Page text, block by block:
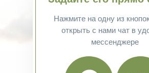
Нажмите на одну из
открыть с нами чат в
мессенджере